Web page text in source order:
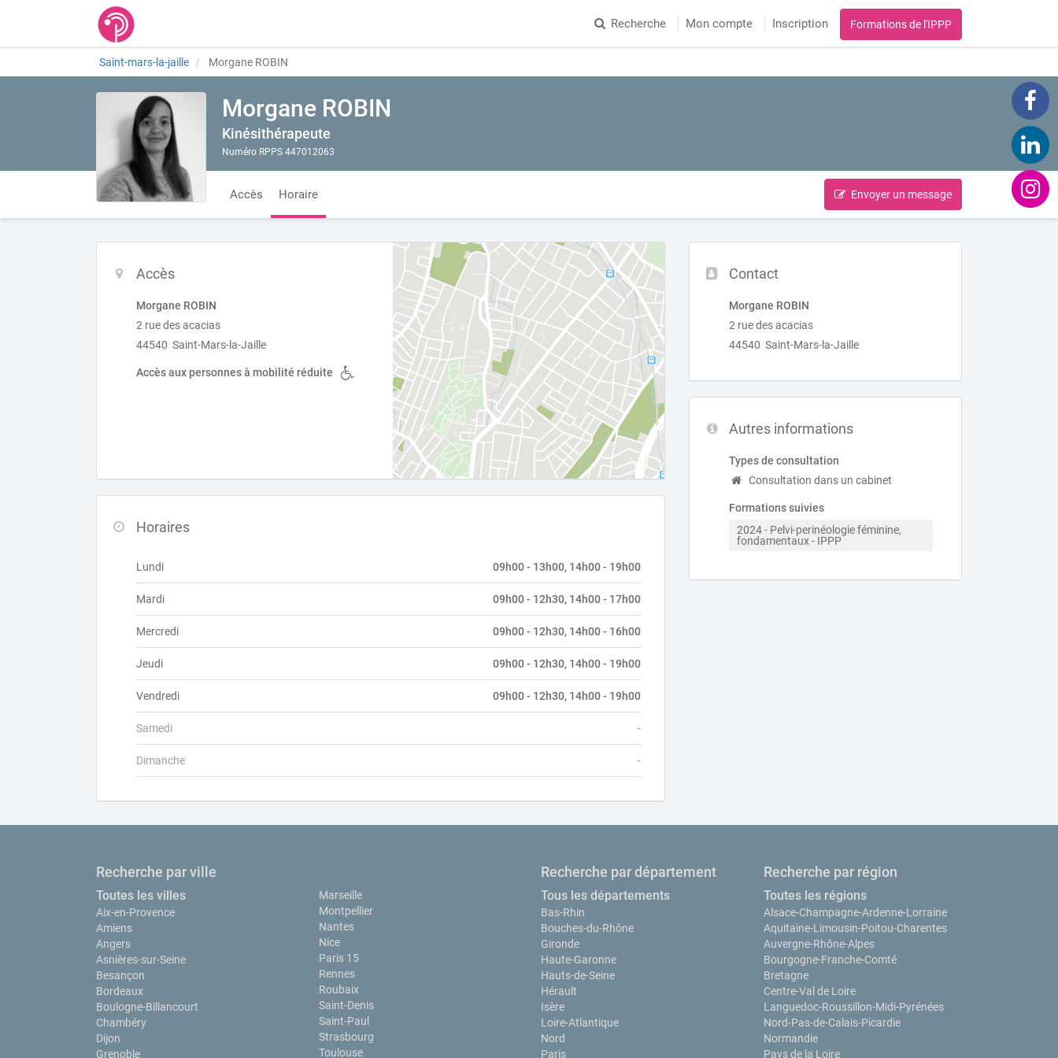
Recherche Mon compte Inscription Formations de l'IPPP
Saint-mars-la-jaille Morgane ROBIN
Morgane ROBIN
Kinésithérapeute
Numéro RPPS 447012063
Accès Horaire Envoyer un message
Contact
Morgane ROBIN
2 rue des acacias
44540 Saint-Mars-la-Jaille
Autres informations
Types de consultation
Consultation dans un cabinet
Formations suivies
2024 - Pelvi-perinéologie féminine,
fondamentaux - IPPP
Accès
Morgane ROBIN
2 rue des acacias
44540 Saint-Mars-la-Jaille
Accès aux personnes à mobilité réduite
Horaires
Lundi 09h00 - 13h00, 14h00 - 19h00
Mardi 09h00 - 12h30, 14h00 - 17h00
Mercredi 09h00 - 12h30, 14h00 - 16h00
Jeudi 09h00 - 12h30, 14h00 - 19h00
Vendredi 09h00 - 12h30, 14h00 - 19h00
Samedi -
Dimanche -
Recherche par ville
Toutes les villes
Aix-en-Provence
Amiens
Angers
Asnières-sur-Seine
Besançon
Bordeaux
Boulogne-Billancourt
Chambéry
Dijon
Grenoble
Marseille
Montpellier
Nantes
Nice
Paris 15
Rennes
Roubaix
Saint-Denis
Saint-Paul
Strasbourg
Toulouse
Recherche par département
Tous les départements
Bas-Rhin
Bouches-du-Rhône
Gironde
Haute-Garonne
Hauts-de-Seine
Hérault
Isère
Loire-Atlantique
Nord
Paris
Recherche par région
Toutes les régions
Alsace-Champagne-Ardenne-Lorraine
Aquitaine-Limousin-Poitou-Charentes
Auvergne-Rhône-Alpes
Bourgogne-Franche-Comté
Bretagne
Centre-Val de Loire
Languedoc-Roussillon-Midi-Pyrénées
Nord-Pas-de-Calais-Picardie
Normandie
Pays de la Loire